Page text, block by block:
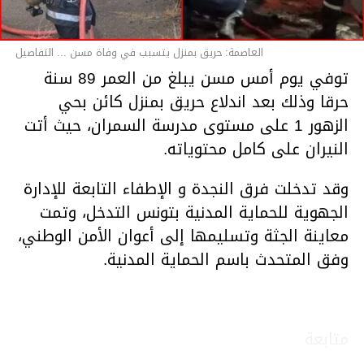
العاصمة: حريق بمنزل يتسبب في وفاة مسن ... التفاصيل
توفي يوم أمس مسن يبلغ من العمر 89 سنة
حرقا وذلك بعد اندلاع حريق بمنزل كائن بحي
الزهور 1 على مستوى مدرسة السمران، حيث أتت
النيران على كامل محتوياته.
وقد تدخلت فرق النجدة و الإطفاء التابعة للإدارة
الجهوية للحماية المدنية بتونس التدخل، وتمت
معاينة الجثة وتسليمها إلى أعوان الأمن الوطني،
وفق المتحدث باسم الحماية المدنية.